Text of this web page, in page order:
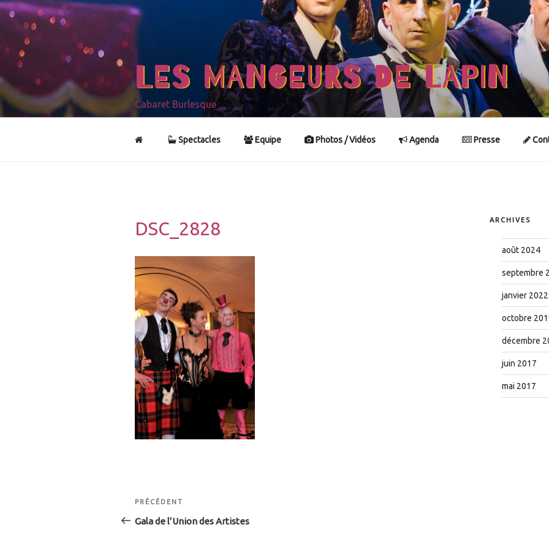
Aller
contenu
principal
LES MANGEURS DE LAPIN
Cabaret Burlesque
Spectacles Equipe Photos / Vidéos Agenda Presse
DSC_2828
Navigation
de
Article
précédent
PRÉCÉDENT
Gala de l’Union des Artistes
ARCHIVES
août 2024
septembre
janvier 2022
octobre
décembre
juin 2017
mai 2017